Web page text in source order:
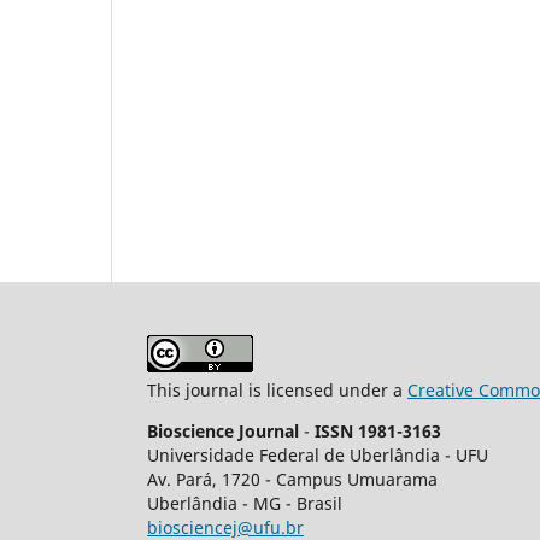
This journal is licensed under a Creative
Bioscience Journal - ISSN 1981-3163
Universidade Federal de Uberlândia - UFU
Av. Pará, 1720 - Campus Umuarama
Uberlândia - MG - Brasil
biosciencej@ufu.br